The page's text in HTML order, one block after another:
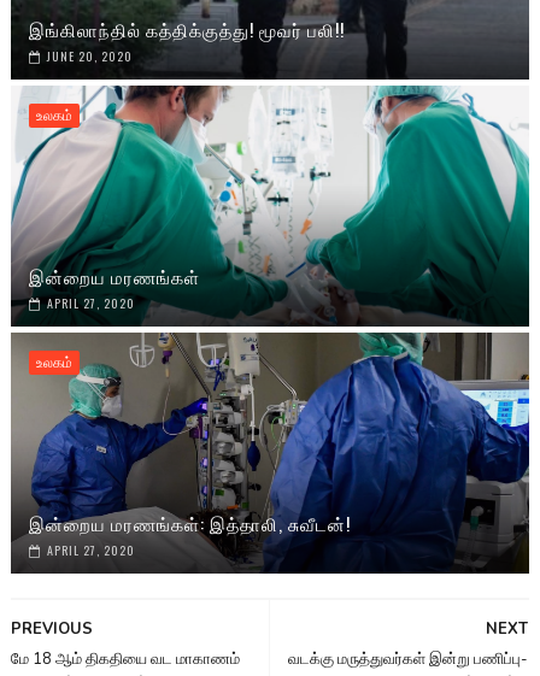
இங்கிலாந்தில் கத்திக்குத்து! மூவர் பலி!!
JUNE 20, 2020
உலகம்
இன்றைய மரணங்கள்
APRIL 27, 2020
உலகம்
இன்றைய மரணங்கள்: இத்தாலி, சுவீடன்!
APRIL 27, 2020
NEXT
வடக்கு மருத்­து­வர்­கள் இன்று பணிப்­பு­
PREVIOUS
மே 18 ஆம் திகதியை வட மாகாணம்